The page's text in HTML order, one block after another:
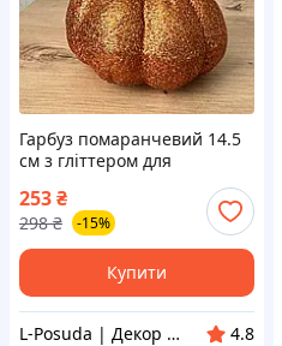
Гарбуз помаранчевий 14.5
см з гліттером для
осіннього декору, пластик
253₴
298 ₴ -15%
Купити
L-Posuda | Декор та посуда для вашего дома
4.8